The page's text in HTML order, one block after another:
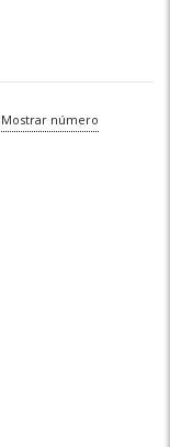
Mostrar número